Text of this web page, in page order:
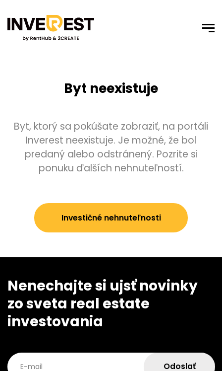
Byt neexistuje
Byt, ktorý sa pokúšate zobraziť, na portáli
Inverest neexistuje. Je možné, že bol
predaný alebo odstránený. Pozrite si
ponuku ďalších nehnuteľností.
Investičné nehnuteľnosti
Nenechajte si ujsť novinky
zo sveta real estate
investovania
E-mail Odoslať